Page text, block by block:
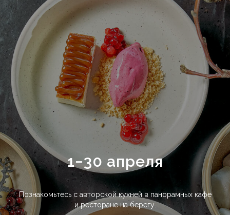
1−30 апреля
Познакомьтесь с авторской кухней в панорамных кафе
и ресторане на берегу.